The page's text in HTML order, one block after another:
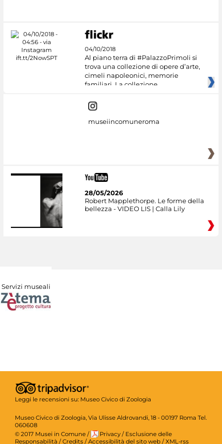
04/10/2018
Al piano terra di #PalazzoPrimoli si
trova una collezione di opere d’arte,
cimeli napoleonici, memorie
familiari. La collezione
museiincomuneroma
28/05/2026
Robert Mapplethorpe. Le forme della
bellezza - VIDEO LIS | Calla Lily
Servizi museali
Leggi le recensioni su: Museo Civico di Zoologia
Museo Civico di Zoologia, Via Ulisse Aldrovandi, 18 - 00197 Roma Tel.
060608
© 2017 Musei in Comune / Privacy / Esclusione delle
Responsabilità / Credits / Accessibilità del sito web / XML-rss